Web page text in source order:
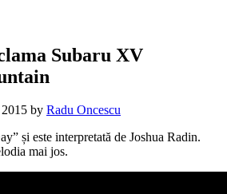
Subaru XV
by Radu Oncescu
și este interpretată de Joshua Radin.
mai jos.